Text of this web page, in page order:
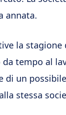
annata.
la stagione
tempo al
di un
stessa